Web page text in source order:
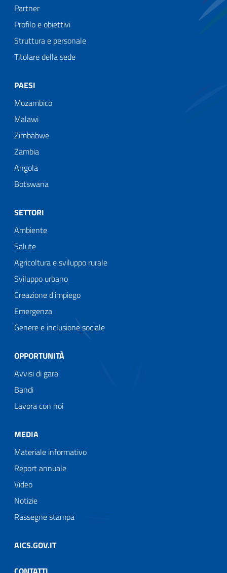
Partner
Profilo e obiettivi
Struttura e personale
Titolare della sede
PAESI
Mozambico
Malawi
Zimbabwe
Zambia
Angola
Botswana
SETTORI
Ambiente
Salute
Agricoltura e sviluppo rurale
Sviluppo urbano
Creazione d'impiego
Emergenza
Genere e inclusione sociale
OPPORTUNITÀ
Avvisi di gara
Bandi
Lavora con noi
MEDIA
Materiale informativo
Report annuale
Video
Notizie
Rassegne stampa
AICS.GOV.IT